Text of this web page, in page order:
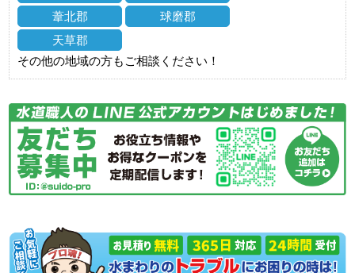
葦北郡
球磨郡
天草郡
その他の地域の方もご相談ください！